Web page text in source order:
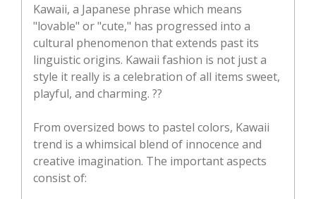
Kawaii, a Japanese phrase which means
"lovable" or "cute," has progressed into a
cultural phenomenon that extends past its
linguistic origins. Kawaii fashion is not just a
style it really is a celebration of all items sweet,
playful, and charming. ??
From oversized bows to pastel colors, Kawaii
trend is a whimsical blend of innocence and
creative imagination. The important aspects
consist of: